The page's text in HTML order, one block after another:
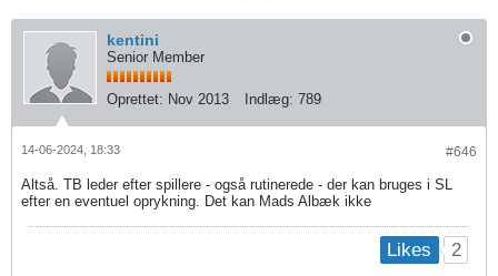
kentini
Senior Member
Oprettet: Nov 2013 Indlæg: 789
#646
14-06-2024, 18:33
Altså. TB leder efter spillere - også rutinerede - der kan bruges i SL
efter en eventuel oprykning. Det kan Mads Albæk ikke
Likes 2